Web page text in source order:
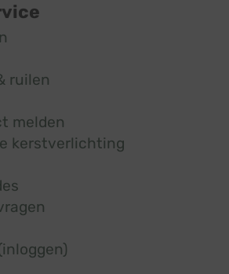
ruilen
melden
kerstverlichting